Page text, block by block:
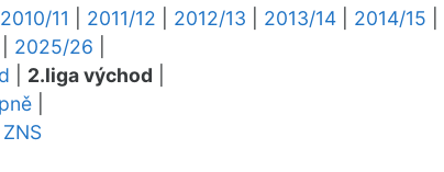
2010/11 2011/12 2012/13 2013/14 2014/15
2025/26
2.liga východ
ZNS